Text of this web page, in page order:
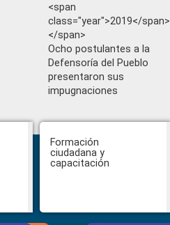
<span
class="year">2019</span>
</span>
Ocho postulantes a la
Defensoría del Pueblo
presentaron sus
impugnaciones
Formación
ciudadana y
capacitación
CPCCS aprueba convocatoria a
Veeduría para designación de la
autoridad de la SOT